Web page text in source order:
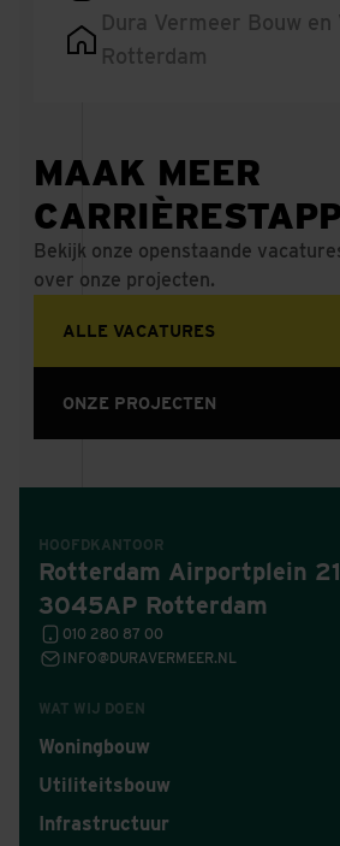
Dura Vermeer Bouw en
Rotterdam
MAAK MEER
Bekijk onze openstaande
over onze projecten.
ALLE VACATURES
ONZE PROJECTEN
WAT WIJ DOEN
Woningbouw
Utiliteitsbouw
Infrastructuur
HOOFDKANTOOR
Rotterdam Airportplein 21
3045AP Rotterdam
010 280 87 00
INFO@DURAVERMEER.NL